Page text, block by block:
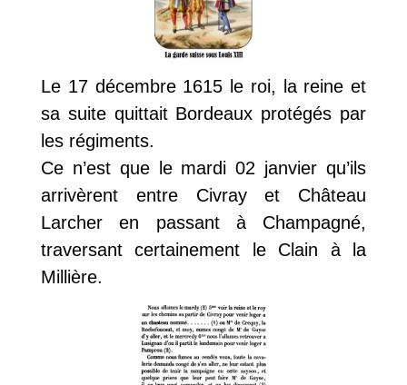
Le 17 décembre 1615 le roi, la reine et
sa suite quittait Bordeaux protégés par
les régiments.
Ce n’est que le mardi 02 janvier qu’ils
arrivèrent entre Civray et Château
Larcher en passant à Champagné,
traversant certainement le Clain à la
Millière.